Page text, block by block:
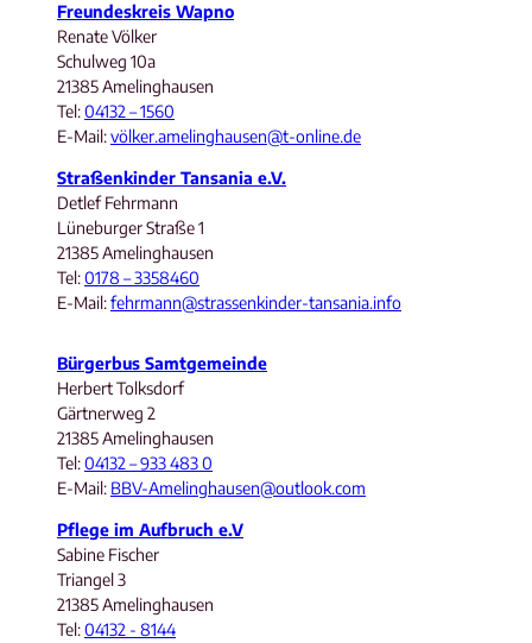
Freundeskreis Wapno
Renate Völker
Schulweg 10a
21385 Amelinghausen
Tel:04132 – 1560
E-Mail:völker.amelinghausen@t-online.de
Straßenkinder Tansania e.V.
Detlef Fehrmann
Lüneburger Straße 1
21385 Amelinghausen
Tel:0178 – 3358460
E-Mail:fehrmann@strassenkinder-tansania.info
Bürgerbus Samtgemeinde
Herbert Tolksdorf
Gärtnerweg 2
21385 Amelinghausen
Tel:04132 – 933 483 0
E-Mail: BBV-Amelinghausen@outlook.com
Pflege im Aufbruch e.V
Sabine Fischer
Triangel 3
21385 Amelinghausen
Tel:04132 - 8144